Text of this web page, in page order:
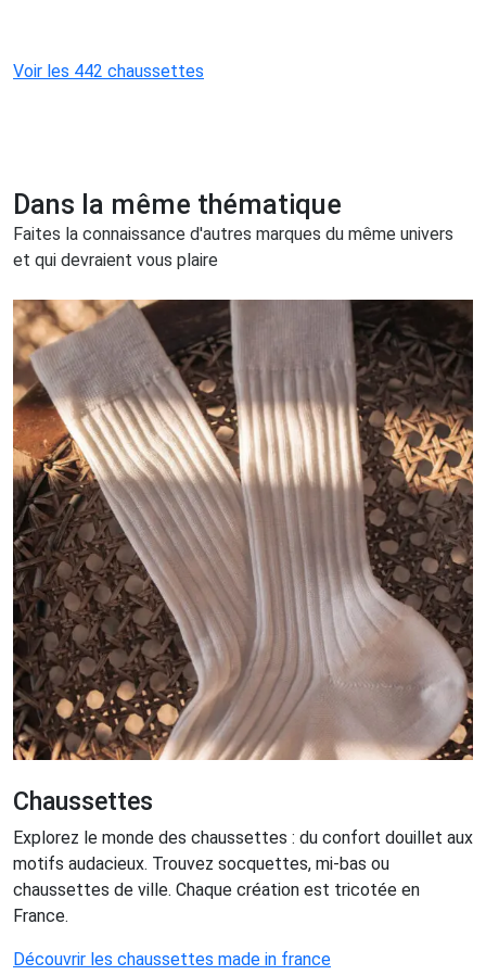
Voir les 442 chaussettes
Dans la même thématique
Faites la connaissance d'autres marques du même univers
et qui devraient vous plaire
Chaussettes
Explorez le monde des chaussettes : du confort douillet aux
motifs audacieux. Trouvez socquettes, mi-bas ou
chaussettes de ville. Chaque création est tricotée en
France.
Découvrir les chaussettes made in france